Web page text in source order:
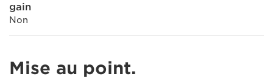
gain
Non
Mise au point.